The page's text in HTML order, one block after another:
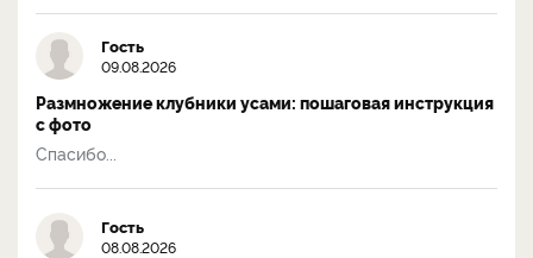
Гость
09.08.2026
Размножение клубники усами: пошаговая инструкция
с фото
Спасибо...
Гость
08.08.2026